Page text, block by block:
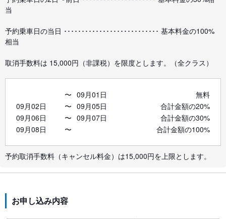
当
予約乗車日の当日 ･･･････････････････････････ 基本料金の100%
相当
取消手数料は 15,000円（非課税）を限度とします。（全クラス）
〜 09月01日
無料
09月02日
〜 09月05日
合計金額の20%
09月06日
〜 09月07日
合計金額の30%
09月08日
〜 合計金額の100%
予約取消手数料（キャンセル料金）は15,000円を上限とします。
お申し込み内容